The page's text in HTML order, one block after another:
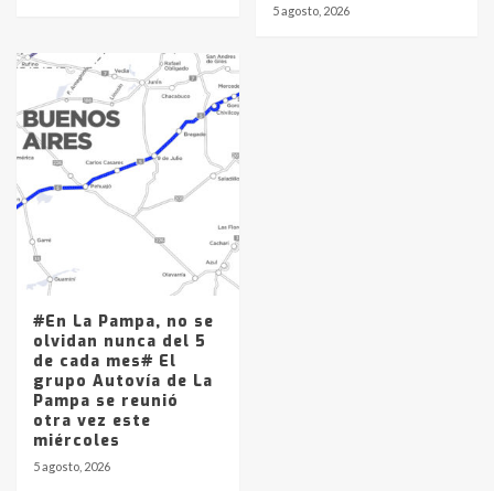
5 agosto, 2026
#En La Pampa, no se
olvidan nunca del 5
de cada mes# El
grupo Autovía de La
Pampa se reunió
otra vez este
miércoles
5 agosto, 2026